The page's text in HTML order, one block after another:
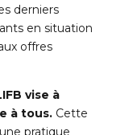
derniers
en situation
offres
vise à
à tous. Cette
pratique